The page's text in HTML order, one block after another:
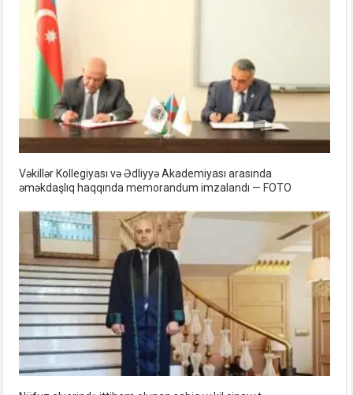
Vəkillər Kollegiyası və Ədliyyə Akademiyası arasında
əməkdaşlıq haqqında memorandum imzalandı — FOTO